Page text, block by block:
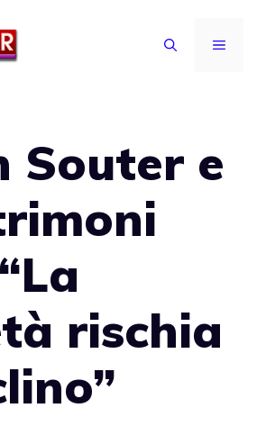
MENU
Souter e
rischia